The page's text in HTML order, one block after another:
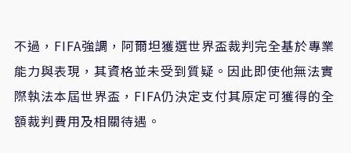
不過， FIFA強調，阿爾坦獲選世界盃裁判完全基於專業
能力與表現，其資格並未受到質疑。因此即使他無法實
際執法本屆世界盃， FIFA仍決定支付其原定可獲得的全
額裁判費用及相關待遇。